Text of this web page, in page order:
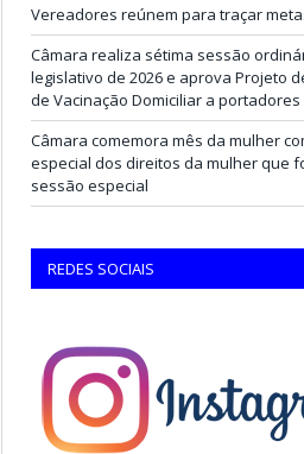
Vereadores reúnem para traçar
Câmara realiza sétima sessão
legislativo de 2026 e aprova Projeto
de Vacinação Domiciliar a portadores
Câmara comemora mês da mulher
especial dos direitos da mulher que
sessão especial
REDES SOCIAIS